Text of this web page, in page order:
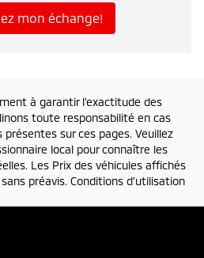
mon échange!
à garantir l'exactitude des
toute responsabilité en cas
sur ces pages. Veuillez
local pour connaître les
Les Prix des véhicules affichés
préavis. Conditions d'utilisation